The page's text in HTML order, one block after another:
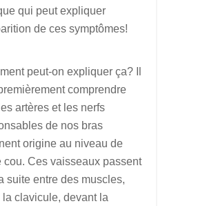
qui peut expliquer
de ces symptômes!
peut-on expliquer ça? Il
comprendre
artères et les nerfs
de nos bras
origine au niveau de
cou. Ces vaisseaux passent
suite entre des muscles,
la clavicule, devant la